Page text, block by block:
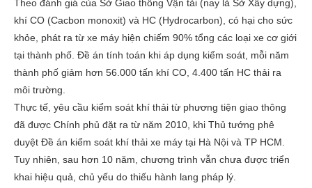
Theo đánh giá của Sở Giao thông Vận tải (nay là Sở Xây dựng),
khí CO (Cacbon monoxit) và HC (Hydrocarbon), có hại cho sức
khỏe, phát ra từ xe máy hiện chiếm 90% tổng các loại xe cơ giới
tại thành phố. Đề án tính toán khi áp dụng kiểm soát, mỗi năm
thành phố giảm hơn 56.000 tấn khí CO, 4.400 tấn HC thải ra
môi trường.
Thực tế, yêu cầu kiểm soát khí thải từ phương tiện giao thông
đã được Chính phủ đặt ra từ năm 2010, khi Thủ tướng phê
duyệt Đề án kiểm soát khí thải xe máy tại Hà Nội và TP HCM.
Tuy nhiên, sau hơn 10 năm, chương trình vẫn chưa được triển
khai hiệu quả, chủ yếu do thiếu hành lang pháp lý.